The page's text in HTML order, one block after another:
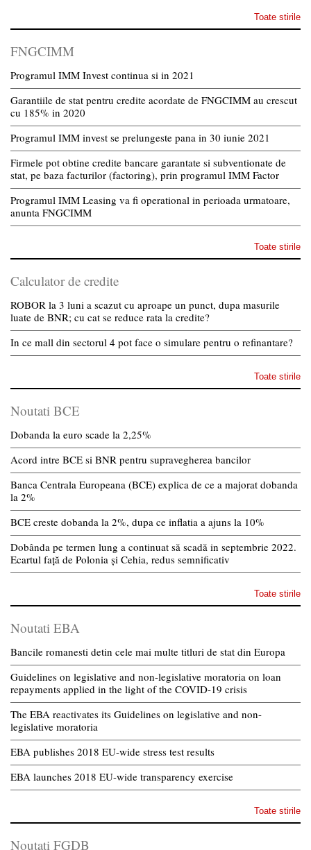
Toate stirile
FNGCIMM
Programul IMM Invest continua si in 2021
Garantiile de stat pentru credite acordate de FNGCIMM au crescut
cu 185% in 2020
Programul IMM invest se prelungeste pana in 30 iunie 2021
Firmele pot obtine credite bancare garantate si subventionate de
stat, pe baza facturilor (factoring), prin programul IMM Factor
Programul IMM Leasing va fi operational in perioada urmatoare,
anunta FNGCIMM
Toate stirile
Calculator de credite
ROBOR la 3 luni a scazut cu aproape un punct, dupa masurile
luate de BNR; cu cat se reduce rata la credite?
In ce mall din sectorul 4 pot face o simulare pentru o refinantare?
Toate stirile
Noutati BCE
Dobanda la euro scade la 2,25%
Acord intre BCE si BNR pentru supravegherea bancilor
Banca Centrala Europeana (BCE) explica de ce a majorat dobanda
la 2%
BCE creste dobanda la 2%, dupa ce inflatia a ajuns la 10%
Dobânda pe termen lung a continuat să scadă in septembrie 2022.
Ecartul față de Polonia și Cehia, redus semnificativ
Toate stirile
Noutati EBA
Bancile romanesti detin cele mai multe titluri de stat din Europa
Guidelines on legislative and non-legislative moratoria on loan
repayments applied in the light of the COVID-19 crisis
The EBA reactivates its Guidelines on legislative and non-
legislative moratoria
EBA publishes 2018 EU-wide stress test results
EBA launches 2018 EU-wide transparency exercise
Toate stirile
Noutati FGDB